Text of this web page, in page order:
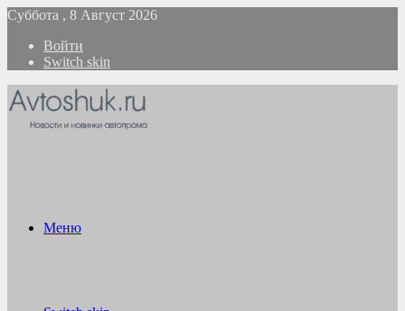
Суббота , 8 Август 2026
Войти
Switch skin
Меню